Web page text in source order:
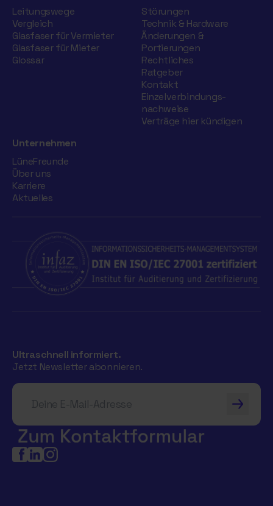
Leitungswege
Vergleich
Glasfaser für Vermieter
Glasfaser für Mieter
Glossar
Störungen
Technik & Hardware
Änderungen &
Portierungen
Rechtliches
Ratgeber
Kontakt
Einzelverbindungs­
nachweise
Verträge hier kündigen
Unternehmen
LüneFreunde
Über uns
Karriere
Aktuelles
Ultraschnell informiert.
Jetzt Newsletter abonnieren.
Deine E-Mail-Adresse